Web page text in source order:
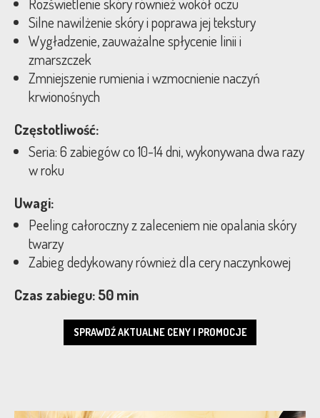
Rozświetlenie skóry również wokół oczu
Silne nawilżenie skóry i poprawa jej tekstury
Wygładzenie, zauważalne spłycenie linii i
zmarszczek
Zmniejszenie rumienia i wzmocnienie naczyń
krwionośnych
Częstotliwość:
Seria: 6 zabiegów co 10-14 dni, wykonywana dwa razy
w roku
Uwagi:
Peeling całoroczny z zaleceniem nie opalania skóry
twarzy
Zabieg dedykowany również dla cery naczynkowej
Czas zabiegu: 50 min
SPRAWDŹ AKTUALNE CENY I PROMOCJE